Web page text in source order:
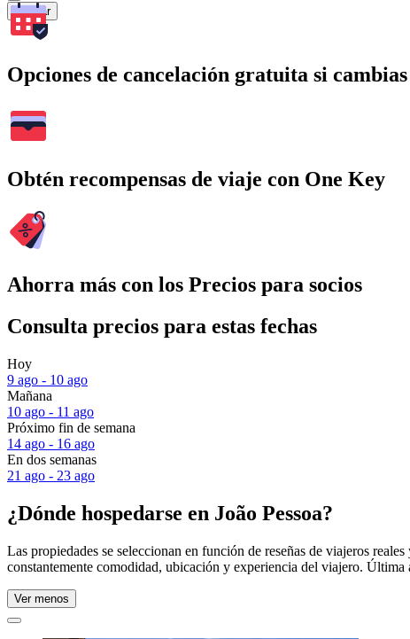
Buscar
Opciones de cancelación gratuita si
Obtén recompensas de viaje con One Key
Ahorra más con los Precios para socios
Consulta precios para estas fechas
Hoy
9 ago - 10 ago
Mañana
10 ago - 11 ago
Próximo fin de semana
14 ago - 16 ago
En dos semanas
21 ago - 23 ago
¿Dónde hospedarse en João Pessoa?
Las propiedades se seleccionan en función de reseñas de viajeros
constantemente comodidad, ubicación y experiencia del viajero. Última
Ver menos